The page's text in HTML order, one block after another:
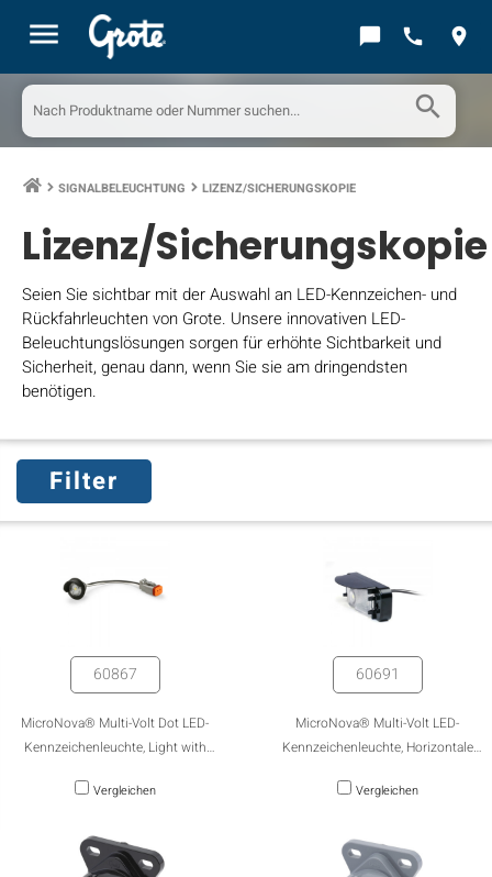
menu chat_bubble call location_on
search
keyboard_arrow_right SIGNALBELEUCHTUNG keyboard_arrow_right LIZENZ/SICHERUNGSKOPIE
Lizenz/Sicherungskopie
Seien Sie sichtbar mit der Auswahl an LED-Kennzeichen- und
Rückfahrleuchten von Grote. Unsere innovativen LED-
Beleuchtungslösungen sorgen für erhöhte Sichtbarkeit und
Sicherheit, genau dann, wenn Sie sie am dringendsten
benötigen.
Filter
60867
MicroNova® Multi-Volt Dot LED-
Kennzeichenleuchte, Light with
Vergleichen
60691
MicroNova® Multi-Volt LED-
Kennzeichenleuchte, Horizontale
Vergleichen